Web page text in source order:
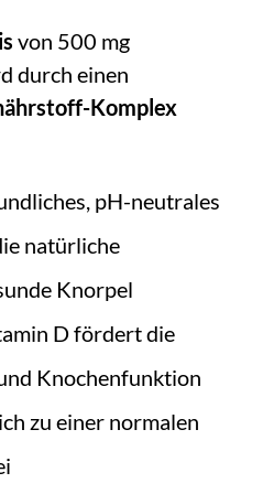
von 500 mg
durch einen
Komplex
pH-neutrales
natürliche
Knorpel
D fördert die
Knochenfunktion
zu einer normalen